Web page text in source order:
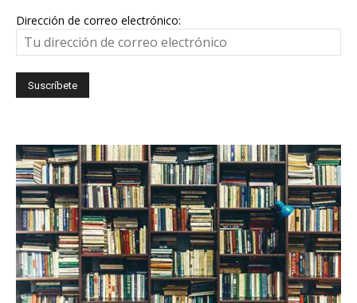
Dirección de correo electrónico: